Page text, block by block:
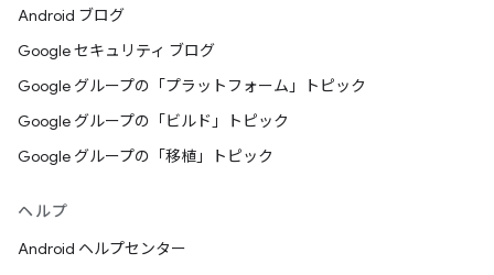
Android ブログ
Google セキュリティ ブログ
Google グループの「プラットフォーム」トピック
Google グループの「ビルド」トピック
Google グループの「移植」トピック
ヘルプ
Android ヘルプセンター